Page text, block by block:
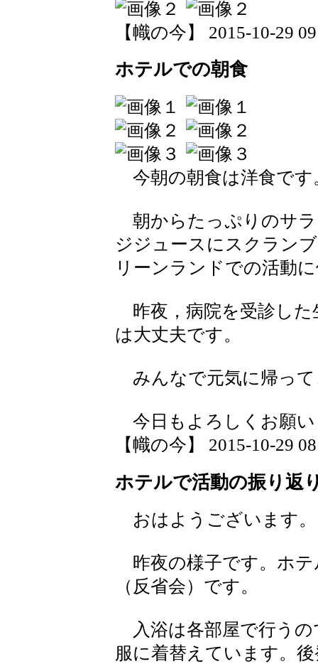
【幟の今】 2015-10-29
ホテルでの朝食
今朝の朝食は洋食です
朝からたっぷりのサ
ジジュースにスクラン
リーンランドでの活動
昨夜，病院を受診した
は大丈夫です。
みんなで元気に帰って
今日もよろしくお願い
【幟の今】 2015-10-29
ホテルで活動の振り返
おはようございます。
昨夜の様子です。ホテ
（反省会）です。
入浴は各部屋で行うの
服に着替えています。